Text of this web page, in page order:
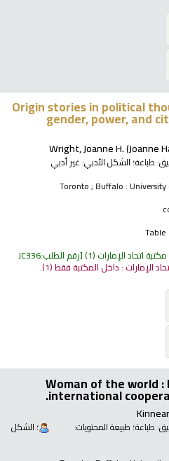
Origin stories in political
gender, power, and
Wright, Joanne H. (Joanne
طباعة؛ الشكل الأدبي: غير أدبي
Toronto ; Buffalo :
مكتبة اتحاد الإمارات (1) رقم الطلب:JC336
الإمارات : داخل المكتبة فقط(1).
Woman of the world :
international
طباعة؛ طبيعة المحتويات: ؛ الشكل